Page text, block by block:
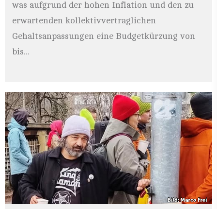
was aufgrund der hohen Inflation und den zu
erwartenden kollektivvertraglichen
Gehaltsanpassungen eine Budgetkürzung von
bis...